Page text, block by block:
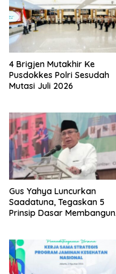
4 Brigjen Mutakhir Ke
Pusdokkes Polri Sesudah
Mutasi Juli 2026
Gus Yahya Luncurkan
Saadatuna, Tegaskan 5
Prinsip Dasar Membangun